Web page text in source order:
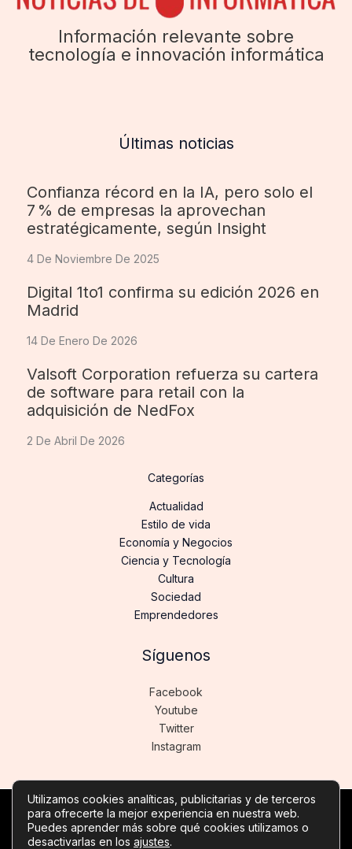
Información relevante sobre
tecnología e innovación informática
Últimas noticias
Confianza récord en la IA, pero solo el
7 % de empresas la aprovechan
estratégicamente, según Insight
4 De Noviembre De 2025
Digital 1to1 confirma su edición 2026 en
Madrid
14 De Enero De 2026
Valsoft Corporation refuerza su cartera
de software para retail con la
adquisición de NedFox
2 De Abril De 2026
Categorías
Actualidad
Estilo de vida
Economía y Negocios
Ciencia y Tecnología
Cultura
Sociedad
Emprendedores
Síguenos
Facebook
Youtube
Twitter
Instagram
Copyright © Todos los derechos reservados -
noticiasdeinformatica.es
Utilizamos cookies analíticas, publicitarias y de terceros
para ofrecerte la mejor experiencia en nuestra web.
Puedes aprender más sobre qué cookies utilizamos o
desactivarlas en los ajustes.